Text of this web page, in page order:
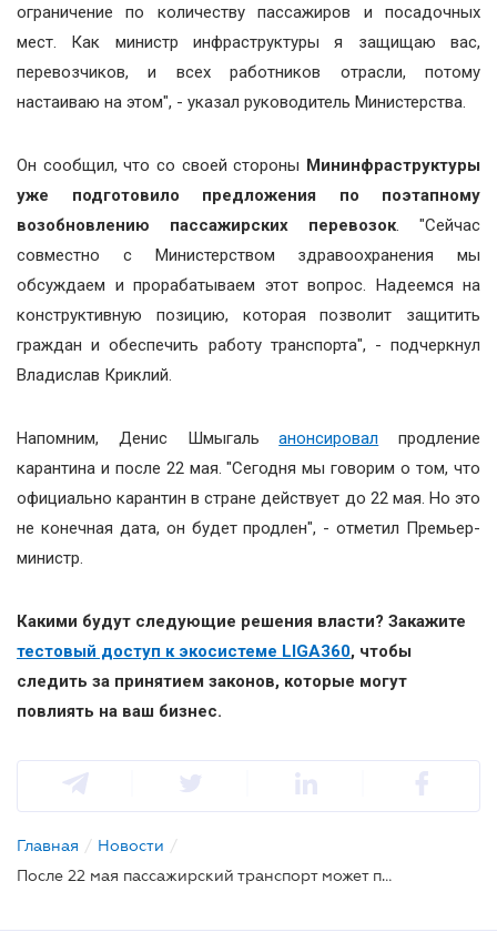
ограничение по количеству пассажиров и посадочных
мест. Как министр инфраструктуры я защищаю вас,
перевозчиков, и всех работников отрасли, потому
настаиваю на этом", - указал руководитель Министерства.
Он сообщил, что со своей стороны Мининфраструктуры
уже подготовило предложения по поэтапному
возобновлению пассажирских перевозок. "Сейчас
совместно с Министерством здравоохранения мы
обсуждаем и прорабатываем этот вопрос. Надеемся на
конструктивную позицию, которая позволит защитить
граждан и обеспечить работу транспорта", - подчеркнул
Владислав Криклий.
Напомним, Денис Шмыгальанонсировал продление
карантина и после 22 мая. "Сегодня мы говорим о том, что
официально карантин в стране действует до 22 мая. Но это
не конечная дата, он будет продлен", - отметил Премьер-
министр.
Какими будут следующие решения власти? Закажите
тестовый доступ к экосистеме LIGA360, чтобы
следить за принятием законов, которые могут
повлиять на ваш бизнес.
Главная / Новости /
После 22 мая пассажирский транспорт может постепенно возобновить работу